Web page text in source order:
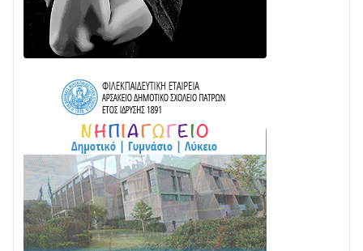
24/07 • 11:31
Γιορτή της Τράτας 2026 | Ερατεινή Δωρίδας:
08/08 • 12:01
ΤΟ ΠΑΡΤΥ ΣΥΝΕΧΙΖΕΤΑΙ…
05/08 • 08:41
Στο σκοτάδι μεγάλο μέρος στο Λυγιά Ναυπάκτου
04/08 • 19:47
Σε τροχιά υλοποίησης η Παράκαμψη του Κέντρου
της Ναυπάκτου
04/08 • 12:08